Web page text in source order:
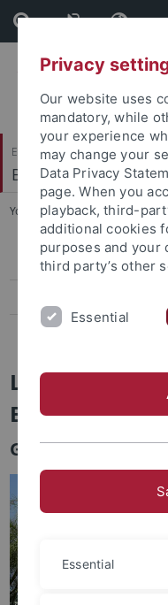
Skip
to
content
Skip
to
footer
Evangelisch-Theologische
Biblisch-
You are here: Startseite
Kampagne 2022
Links
Beispiel von
Privacy
Our website uses
mandatory, while
your experience
may change your
Data Privacy
page. When you
playback, third-
additional cookies
purposes and your
third party’s other
Essential
Essential